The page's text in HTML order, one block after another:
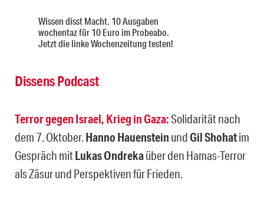
Wissen disst Macht. 10 Ausgaben
wochentaz für 10 Euro im Probeabo.
Jetzt die linke Wochenzeitung testen!
Dissens Podcast
Terror gegen Israel, Krieg in Gaza:Solidarität nach
dem 7. Oktober.Hanno Hauenstein undGil Shohatim
Gespräch mitLukas Ondrekaüber den Hamas-Terror
als Zäsur und Perspektiven für Frieden.